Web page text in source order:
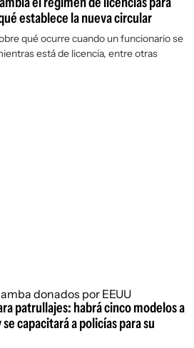
establece la nueva circular
qué ocurre cuando un funcionario se
está de licencia, entre otras
patrullajes: habrá cinco modelos a
capacitará a policías para su